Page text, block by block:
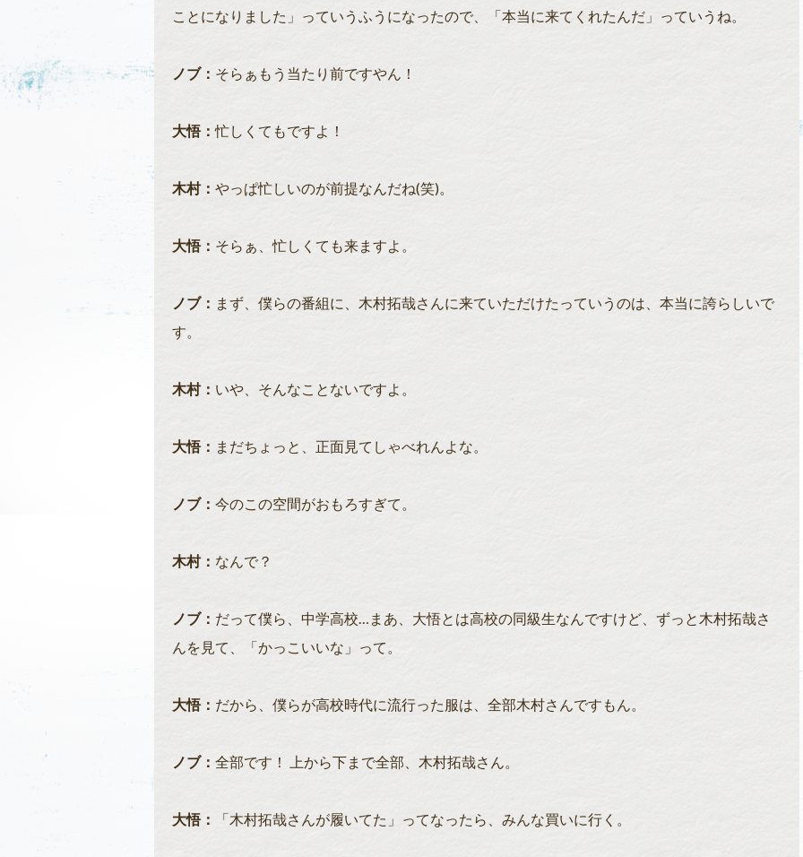
ことになりました」っていうふうになったので、「本当に来てくれたんだ」っていうね。
ノブ： そらぁもう当たり前ですやん！
大悟：忙しくてもですよ！
木村： やっぱ忙しいのが前提なんだね(笑)。
大悟： そらぁ、忙しくても来ますよ。
ノブ： まず、僕らの番組に、木村拓哉さんに来ていただけたっていうのは、本当に誇らしいで
す。
木村： いや、そんなことないですよ。
大悟： まだちょっと、正面見てしゃべれんよな。
ノブ： 今のこの空間がおもろすぎて。
木村： なんで？
ノブ： だって僕ら、中学高校…まあ、大悟とは高校の同級生なんですけど、ずっと木村拓哉さ
んを見て、「かっこいいな」って。
大悟： だから、僕らが高校時代に流行った服は、全部木村さんですもん。
ノブ： 全部です！ 上から下まで全部、木村拓哉さん。
大悟： 「木村拓哉さんが履いてた」ってなったら、みんな買いに行く。